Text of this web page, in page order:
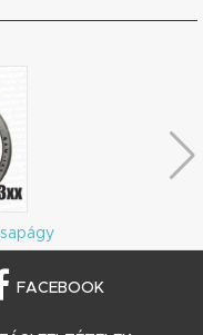
FACEBOOK